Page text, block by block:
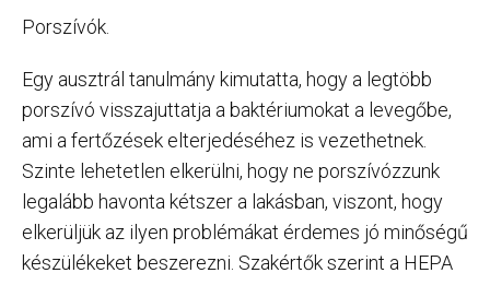
Porszívók.
Egy ausztrál tanulmány kimutatta, hogy a legtöbb
porszívó visszajuttatja a baktériumokat a levegőbe,
ami a fertőzések elterjedéséhez is vezethetnek.
Szinte lehetetlen elkerülni, hogy ne porszívózzunk
legalább havonta kétszer a lakásban, viszont, hogy
elkerüljük az ilyen problémákat érdemes jó minőségű
készülékeket beszerezni. Szakértők szerint a HEPA